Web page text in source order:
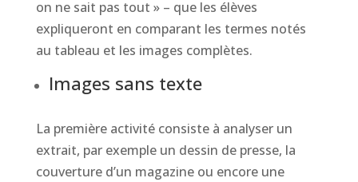
on ne sait pas tout » – que les élèves
expliqueront en comparant les termes notés
au tableau et les images complètes.
Images sans texte
La première activité consiste à analyser un
extrait, par exemple un dessin de presse, la
couverture d’un magazine ou encore une